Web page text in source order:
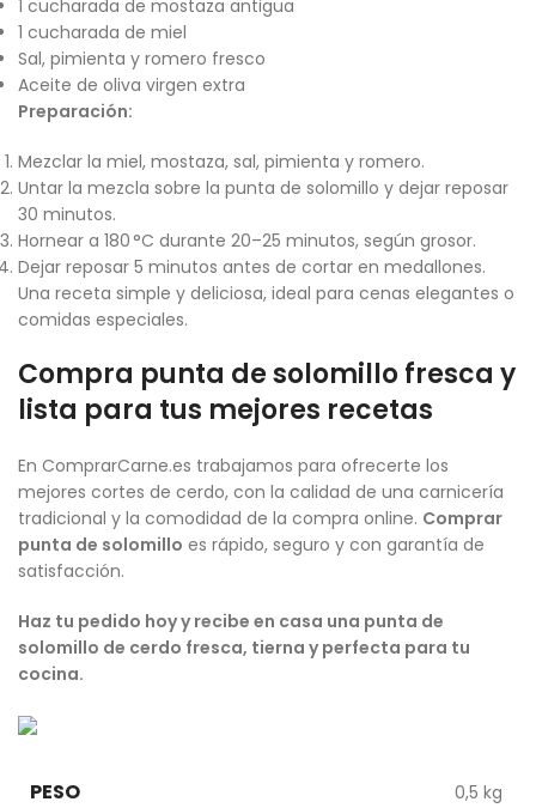
1 cucharada de mostaza antigua
1 cucharada de miel
Sal, pimienta y romero fresco
Aceite de oliva virgen extra
Preparación:
Mezclar la miel, mostaza, sal, pimienta y romero.
Untar la mezcla sobre la punta de solomillo y dejar reposar
30 minutos.
Hornear a 180 °C durante 20–25 minutos, según grosor.
Dejar reposar 5 minutos antes de cortar en medallones.
Una receta simple y deliciosa, ideal para cenas elegantes o
comidas especiales.
Compra punta de solomillo fresca y
lista para tus mejores recetas
En ComprarCarne.es trabajamos para ofrecerte los
mejores cortes de cerdo, con la calidad de una carnicería
tradicional y la comodidad de la compra online. Comprar
punta de solomillo es rápido, seguro y con garantía de
satisfacción.
Haz tu pedido hoy y recibe en casa una punta de
solomillo de cerdo fresca, tierna y perfecta para tu
cocina.
PESO 0,5 kg